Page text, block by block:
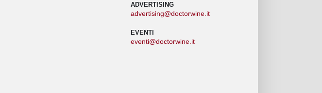
ADVERTISING
advertising@doctorwine.it
EVENTI
eventi@doctorwine.it